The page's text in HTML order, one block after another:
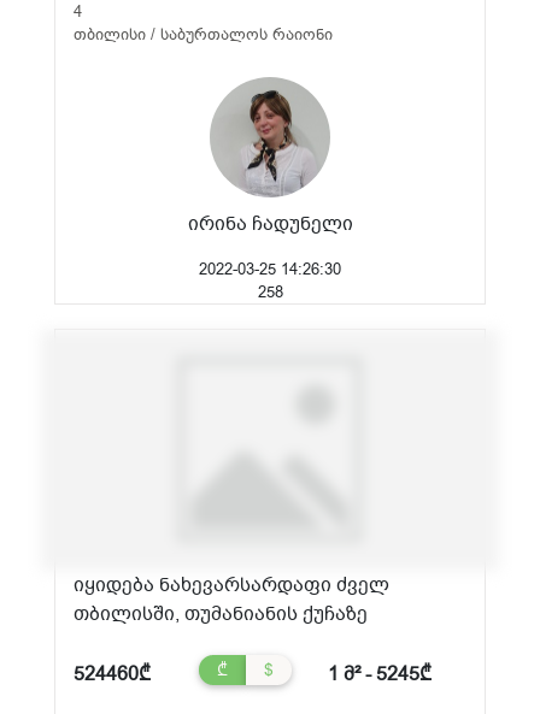
4
თბილისი / საბურთალოს რაიონი
ირინა ჩადუნელი
2022-03-25 14:26:30
258
იყიდება ნახევარსარდაფი ძველ
თბილისში, თუმანიანის ქუჩაზე
524460₾ ₾ $ 1 მ² - 5245₾